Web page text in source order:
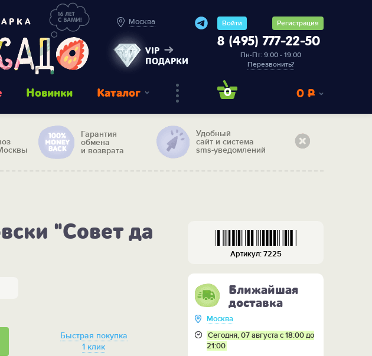
Москва
VIP
ПОДАРКИ
Войти Регистрация
8 (495) 777-22-50
Пн-Пт: 9:00 - 19:00
Перезвонить?
Новинки Каталог 0 0 Р
Гарантия
обмена
и возврата
Удобный
сайт и система
sms-уведомлений
"Совет да
Быстрая покупка
1 клик
Артикул: 7225
Ближайшая
доставка
Москва
Сегодня, 07 августа с 18:00 до
21:00